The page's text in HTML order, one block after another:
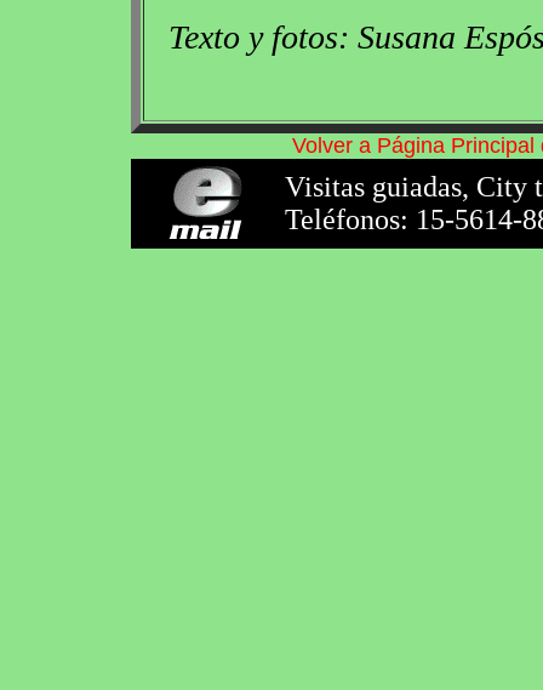
Texto y fotos: Susana
Volver a Página
Visitas guiadas, City
Teléfonos: 15-5614-